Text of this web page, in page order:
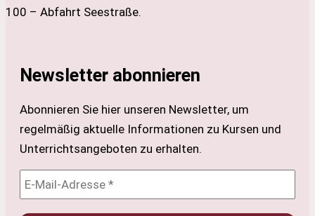
100 – Abfahrt Seestraße.
Newsletter abonnieren
Abonnieren Sie hier unseren Newsletter, um
regelmäßig aktuelle Informationen zu Kursen und
Unterrichtsangeboten zu erhalten.